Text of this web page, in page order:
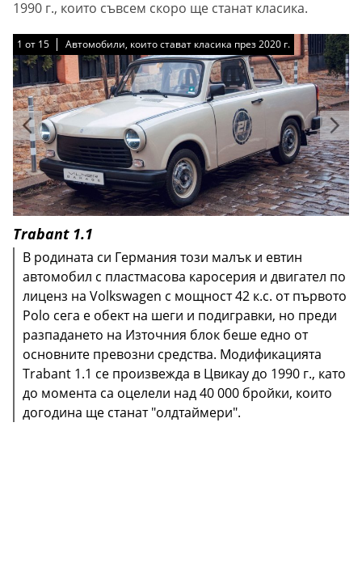
1990 г., които съвсем скоро ще станат класика.
1 от 15 Автомобили, които стават класика през 2020 г.
Trabant 1.1
В родината си Германия този малък и евтин
автомобил с пластмасова каросерия и двигател по
лиценз на Volkswagen с мощност 42 к.с. от първото
Polo сега е обект на шеги и подигравки, но преди
разпадането на Източния блок беше едно от
основните превозни средства. Модификацията
Trabant 1.1 се произвежда в Цвикау до 1990 г., като
до момента са оцелели над 40 000 бройки, които
догодина ще станат "олдтаймери".
1 от 15 Автомобили, които стават класика през 2020 г.
1 от 15 Автомобили, които стават класика през 2020 г.
1 от 15 Автомобили, които стават класика през 2020 г.
1 от 15 Автомобили, които стават класика през 2020 г.
1 от 15 Автомобили, които стават класика през 2020 г.
1 от 15 Автомобили, които стават класика през 2020 г.
1 от 15 Автомобили, които стават класика през 2020 г.
1 от 15 Автомобили, които стават класика през 2020 г.
1 от 15 Автомобили, които стават класика през 2020 г.
1 от 15 Автомобили, които стават класика през 2020 г.
1 от 15 Автомобили, които стават класика през 2020 г.
1 от 15 Автомобили, които стават класика през 2020 г.
1 от 15 Автомобили, които стават класика през 2020 г.
1 от 15 Автомобили, които стават класика през 2020 г.